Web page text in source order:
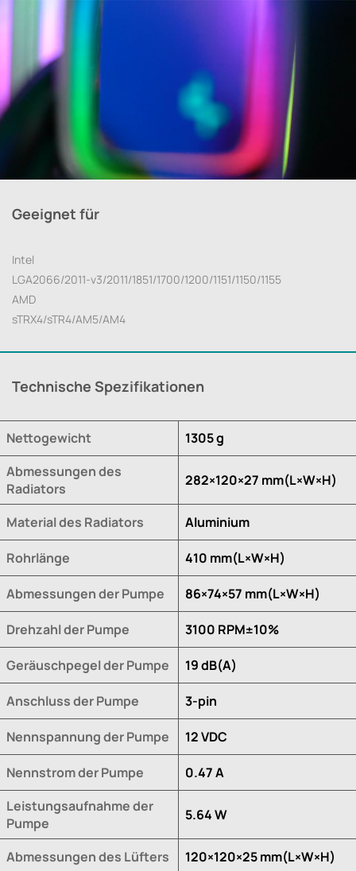
Geeignet für
Intel
LGA2066/2011-v3/2011/1851/1700/1200/1151/1150/1155
AMD
sTRX4/sTR4/AM5/AM4
Technische Spezifikationen
Nettogewicht
1305 g
Abmessungen des
Radiators
282×120×27 mm(L×W×H)
Material des Radiators Aluminium
Rohrlänge 410 mm(L×W×H)
Abmessungen der Pumpe 86×74×57 mm(L×W×H)
Drehzahl der Pumpe 3100 RPM±10%
Geräuschpegel der Pumpe 19 dB(A)
Anschluss der Pumpe 3-pin
Nennspannung der Pumpe 12 VDC
Nennstrom der Pumpe
0.47 A
Leistungsaufnahme der
Pumpe
5.64 W
Abmessungen des Lüfters 120×120×25 mm(L×W×H)